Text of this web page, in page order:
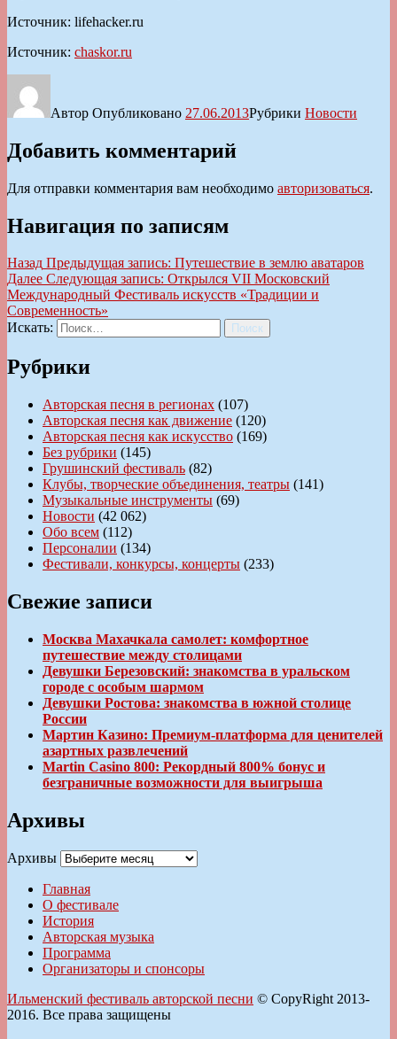
Источник: lifehacker.ru
Источник: chaskor.ru
Автор Опубликовано 27.06.2013Рубрики Новости
Добавить комментарий
Для отправки комментария вам необходимо авторизоваться.
Навигация по записям
Назад Предыдущая запись: Путешествие в землю аватаров
Далее Следующая запись: Открылся VII Московский
Международный Фестиваль искусств «Традиции и
Современность»
Искать:
Поиск
Рубрики
Авторская песня в регионах (107)
Авторская песня как движение (120)
Авторская песня как искусство (169)
Без рубрики (145)
Грушинский фестиваль (82)
Клубы, творческие объединения, театры (141)
Музыкальные инструменты (69)
Новости (42 062)
Обо всем (112)
Персоналии (134)
Фестивали, конкурсы, концерты (233)
Свежие записи
Москва Махачкала самолет: комфортное
путешествие между столицами
Девушки Березовский: знакомства в уральском
городе с особым шармом
Девушки Ростова: знакомства в южной столице
России
Мартин Казино: Премиум-платформа для ценителей
азартных развлечений
Martin Casino 800: Рекордный 800% бонус и
безграничные возможности для выигрыша
Архивы
Архивы
Главная
О фестивале
История
Авторская музыка
Программа
Организаторы и спонсоры
Ильменский фестиваль авторской песни © CopyRight 2013-
2016. Все права защищены